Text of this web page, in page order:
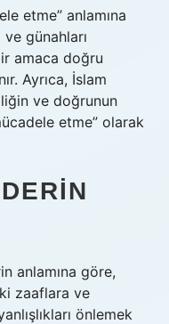
etme” anlamına
günahları
amaca doğru
Ayrıca, İslam
ve doğrunun
etme” olarak
anlamına göre,
zaaflara ve
önlemek